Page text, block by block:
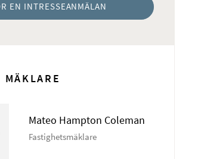
EN INTRESSEANMÄLAN
MÄKLARE
Mateo Hampton Coleman
Fastighetsmäklare